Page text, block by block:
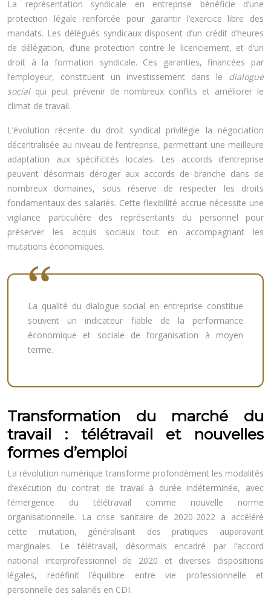
La représentation syndicale en entreprise bénéficie d’une
protection légale renforcée pour garantir l’exercice libre des
mandats. Les délégués syndicaux disposent d’un crédit d’heures
de délégation, d’une protection contre le licenciement, et d’un
droit à la formation syndicale. Ces garanties, financées par
l’employeur, constituent un investissement dans le dialogue
socialqui peut prévenir de nombreux conflits et améliorer le
climat de travail.
L’évolution récente du droit syndical privilégie la négociation
décentralisée au niveau de l’entreprise, permettant une meilleure
adaptation aux spécificités locales. Les accords d’entreprise
peuvent désormais déroger aux accords de branche dans de
nombreux domaines, sous réserve de respecter les droits
fondamentaux des salariés. Cette flexibilité accrue nécessite une
vigilance particulière des représentants du personnel pour
préserver les acquis sociaux tout en accompagnant les
mutations économiques.
La qualité du dialogue social en entreprise constitue
souvent un indicateur fiable de la performance
économique et sociale de l’organisation à moyen
terme.
Transformation du marché du
travail : télétravail et nouvelles
formes d’emploi
La révolution numérique transforme profondément les modalités
d’exécution du contrat de travail à durée indéterminée, avec
l’émergence du télétravail comme nouvelle norme
organisationnelle. La crise sanitaire de 2020-2022 a accéléré
cette mutation, généralisant des pratiques auparavant
marginales. Le télétravail, désormais encadré par l’accord
national interprofessionnel de 2020 et diverses dispositions
légales, redéfinit l’équilibre entre vie professionnelle et
personnelle des salariés en CDI.